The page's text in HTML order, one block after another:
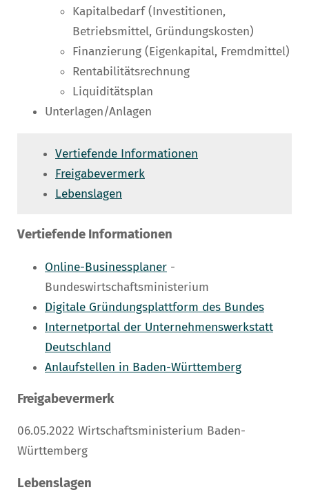
Kapitalbedarf (Investitionen,
Betriebsmittel, Gründungskosten)
Finanzierung (Eigenkapital, Fremdmittel)
Rentabilitätsrechnung
Liquiditätsplan
Unterlagen/Anlagen
Vertiefende Informationen
Freigabevermerk
Lebenslagen
Vertiefende Informationen
Online-Businessplaner -
Bundeswirtschaftsministerium
Digitale Gründungsplattform des Bundes
Internetportal der Unternehmenswerkstatt
Deutschland
Anlaufstellen in Baden-Württemberg
Freigabevermerk
06.05.2022 Wirtschaftsministerium Baden-
Württemberg
Lebenslagen